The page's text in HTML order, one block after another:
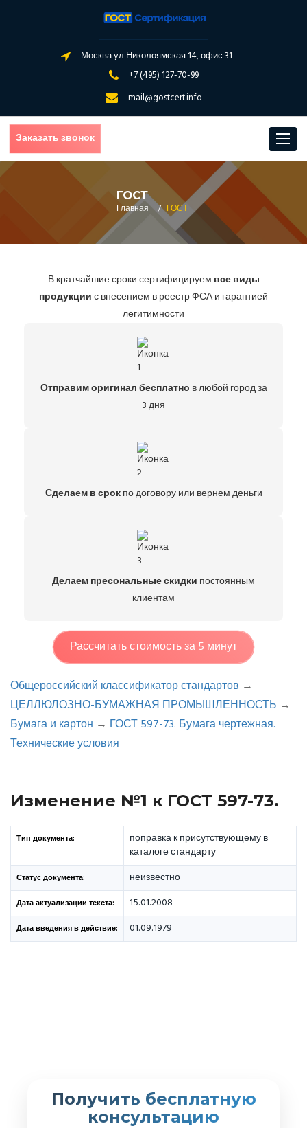
Москва ул Николоямская 14, офис 31
+7 (495) 127-70-99
mail@gostcert.info
Toggle
Заказать звонок
ГОСТ
Главная / ГОСТ
В кратчайшие сроки сертифицируем все виды
продукциис внесением в реестр ФСА и гарантией
легитимности
Отправим оригинал бесплатно в любой город за
3 дня
Сделаем в срокпо договору или вернем деньги
Делаем пресональные скидки постоянным
клиентам
Рассчитать стоимость за 5 минут
Общероссийский классификатор стандартов →
ЦЕЛЛЮЛОЗНО-БУМАЖНАЯ ПРОМЫШЛЕННОСТЬ →
Бумага и картон → ГОСТ 597-73. Бумага чертежная.
Технические условия
Изменение №1 к ГОСТ 597-73.
Тип документа:
поправка к присутствующему в
каталоге стандарту
Статус документа: неизвестно
Дата актуализации текста: 15.01.2008
Дата введения в действие: 01.09.1979
Получить бесплатную
консультацию